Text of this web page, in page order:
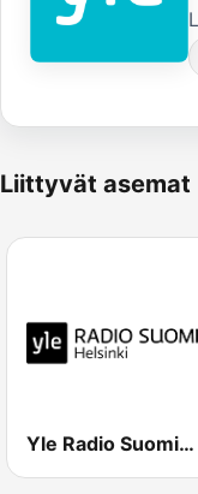
Liittyvät asemat
Yle Radio Suomi Helsinki